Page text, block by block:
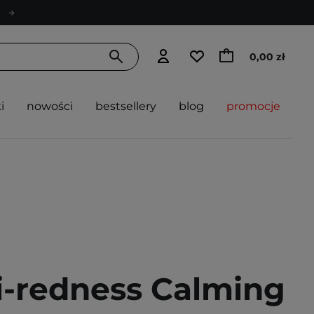
0,00 zł
nowości bestsellery blog promocje
Calming